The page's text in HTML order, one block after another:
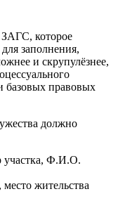
ЗАГС, которое
заполнения,
и скрупулёзнее,
базовых правовых
должно
участка, Ф.И.О.
жительства